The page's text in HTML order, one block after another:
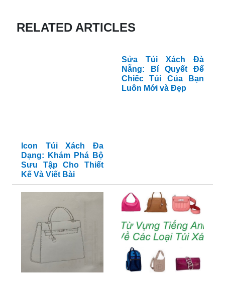
RELATED ARTICLES
Icon Túi Xách Đa
Dạng: Khám Phá Bộ
Sưu Tập Cho Thiết
Kế Và Viết Bài
Sửa Túi Xách Đà
Nẵng: Bí Quyết Để
Chiếc Túi Của Bạn
Luôn Mới và Đẹp